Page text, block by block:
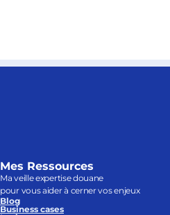
Mes Ressources
Ma veille expertise douane
pour vous aider à cerner vos enjeux
Blog
Business cases